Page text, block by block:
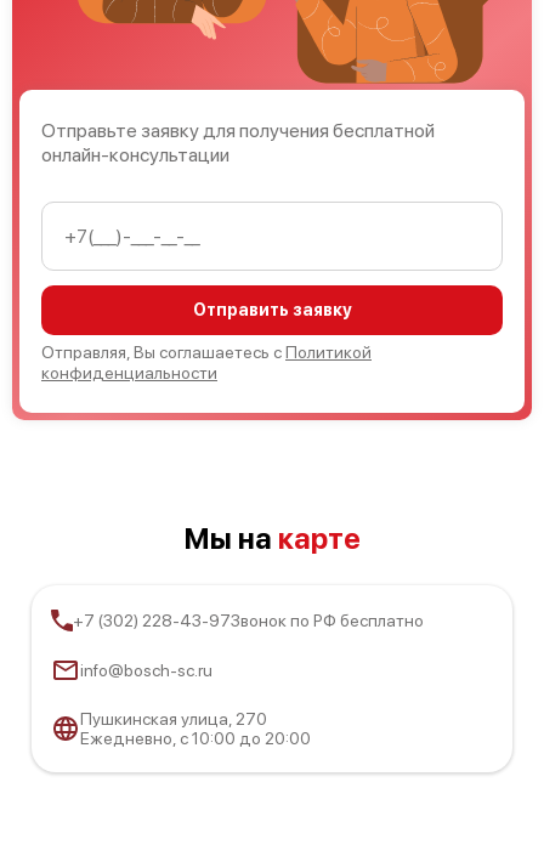
Bosch HBC86Q650
Bosch HMT75M650
Bosch HMT85MR63
Отправьте заявку для получения бесплатной
онлайн-консультации
Отправить заявку
Отправляя, Вы соглашаетесь сПолитикой
конфиденциальности
Мы на карте
+7 (302) 228-43-97Звонок по РФ бесплатно
info@bosch-sc.ru
Пушкинская улица, 270
Ежедневно, с 10:00 до 20:00